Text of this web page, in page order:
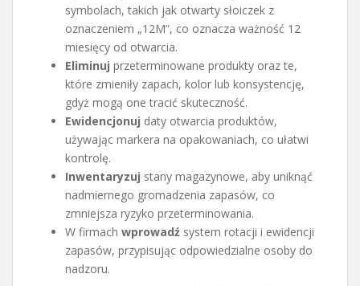
symbolach, takich jak otwarty słoiczek z
oznaczeniem „12M”, co oznacza ważność 12
miesięcy od otwarcia.
Eliminuj przeterminowane produkty oraz te,
które zmieniły zapach, kolor lub konsystencję,
gdyż mogą one tracić skuteczność.
Ewidencjonuj daty otwarcia produktów,
używając markera na opakowaniach, co ułatwi
kontrolę.
Inwentaryzuj stany magazynowe, aby uniknąć
nadmiernego gromadzenia zapasów, co
zmniejsza ryzyko przeterminowania.
W firmach wprowadź system rotacji i ewidencji
zapasów, przypisując odpowiedzialne osoby do
nadzoru.